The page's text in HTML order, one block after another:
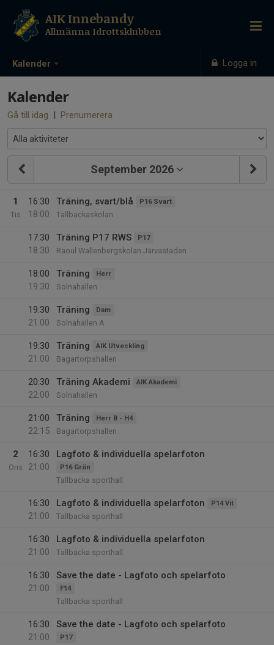
Kalender Logga in
AIK Innebandy
Allmänna Idrottsklubben
Kalender
Gå till idag | Prenumerera
September 2026
1
Tis
16:30
18:00
Träning, svart/blå P16 Svart
Tallbackaskolan
17:30
18:30
Träning P17 RWS P17
Raoul Wallenbergskolan Järvastaden
18:00
19:30
Träning Herr
Solnahallen
19:30
21:00
Träning Dam
Solnahallen A
19:30
21:00
Träning AIK Utveckling
Bagartorpshallen
20:30
22:00
Träning Akademi AIK Akademi
Solnahallen
21:00
22:15
Träning Herr B - H4
Bagartorpshallen
2
Ons
16:30
21:00
Lagfoto & individuella spelarfoton
P16 Grön
Tallbacka sporthall
16:30
21:00
Lagfoto & individuella spelarfoton P14 Vit
Tallbacka sporthall
16:30
21:00
Lagfoto & individuella spelarfoton
Tallbacka sporthall
16:30
21:00
Save the date - Lagfoto och spelarfoto
F14
Tallbacka sporthall
16:30
21:00
Save the date - Lagfoto och spelarfoto
P17